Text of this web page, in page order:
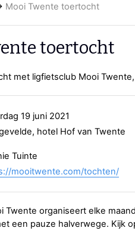
RSS
Mooi Twente toertocht
toertocht
met ligfietsclub Mooi
19 juni 2021
hotel Hof van Twente
Tuinte
mooitwente.com/tochten/
Twente organiseert elke
een pauze halverwege. Kijk